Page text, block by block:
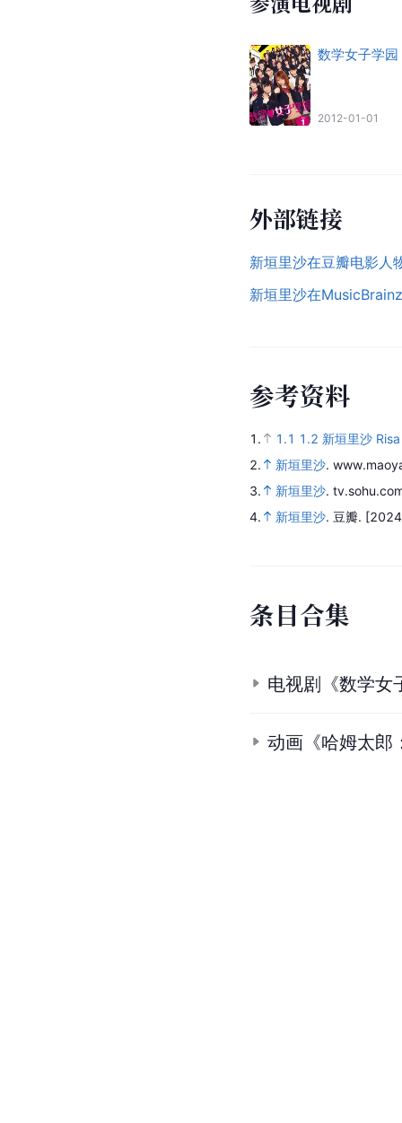
数学女子学园
2012-01-01
外部链接
新垣里沙在豆瓣电影人
新垣里沙在
参考资料
1. 1.1 1.2 新垣里沙
2.
新垣里沙.
3.
新垣里沙.
4.
新垣里沙. 豆瓣.
条目合集
电视剧《数学女
动画《哈姆太郎